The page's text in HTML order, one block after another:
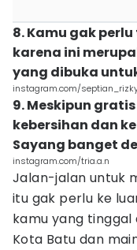
8. Kamu gak
karena ini
yang dibuka
instagram.com/
9. Meskipun
kebersihan dan
Sayang banget
instagram.com/tria.a.n
Jalan-jalan untuk
itu gak perlu ke
kamu yang tinggal
Kota Batu dan